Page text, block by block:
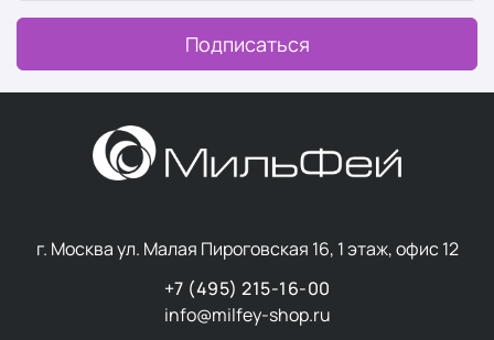
Подписаться
г. Москва ул. Малая Пироговская 16, 1 этаж, офис 12
+7 (495) 215-16-00
info@milfey-shop.ru